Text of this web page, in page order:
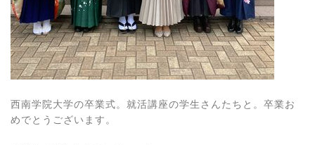
西南学院大学の卒業式。就活講座の学生さんたちと。卒業お
めでとうございます。